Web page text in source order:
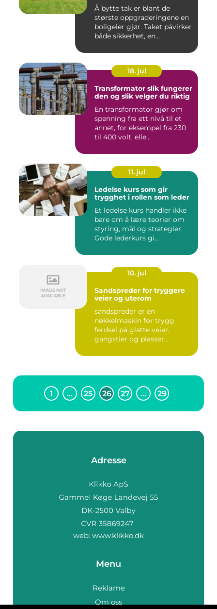
Å bytte tak er blant de
største oppgraderingene en
boligeier gjør. Taket påvirker
både sikkerhet, en...
18. jul
Transformator slik fungerer
den og slik velger du riktig
En transformator gjør om
spenning fra ett nivå til et
annet, for eksempel fra 230
til 400 volt, elle...
11. jul
Ledelse kurs som gir
trygghet i rollen som leder
Et ledelse kurs handler ikke
bare om å lære teorier om
styring, mål og strategier.
Gode lederkurs gi...
10. jul
Sandspreder for tryggere
veier og uterom
sandspreder er en
nøkkelmaskin for trygg
ferdsel på glatte veier,
gangstier og plasser
1 … 25 26 27 … 29
Adresse
web: www.klikko.dk
Menu
Reklame
Om oss